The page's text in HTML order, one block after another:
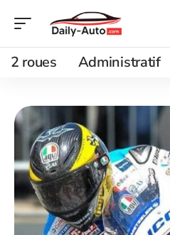
2 roues Administratif